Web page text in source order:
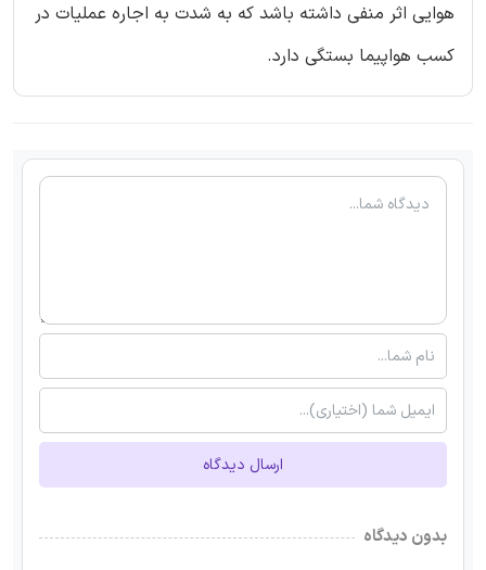
هوایی اثر منفی داشته باشد که به شدت به اجاره عملیات در
کسب هواپیما بستگی دارد.
ارسال دیدگاه
بدون دیدگاه